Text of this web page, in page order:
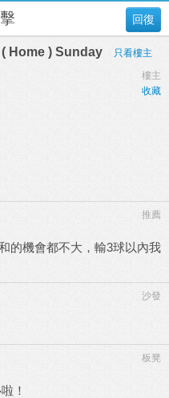
回復
Home ) Sunday
只看樓主
樓主
收藏
推薦
的機會都不大，輸3球以內我
沙發
板凳
！